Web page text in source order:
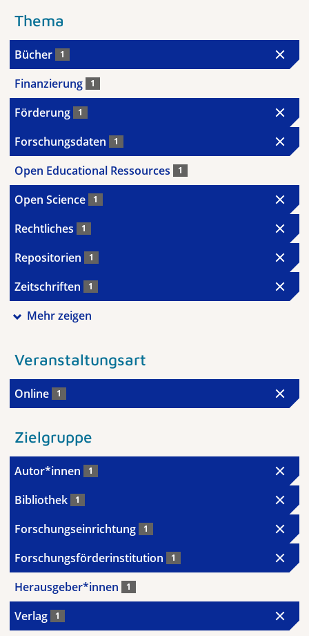
Thema
Bücher 1
Finanzierung 1
Förderung 1
Forschungsdaten 1
Open Educational Ressources 1
Open Science 1
Rechtliches 1
Repositorien 1
Zeitschriften 1
Mehr zeigen
Veranstaltungsart
Online 1
Zielgruppe
Autor*innen 1
Bibliothek 1
Forschungseinrichtung 1
Forschungsförderinstitution 1
Herausgeber*innen 1
Verlag 1